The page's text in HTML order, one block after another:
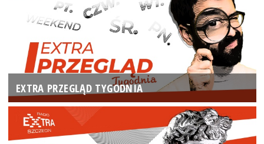
EXTRA PRZEGLĄD TYGODNIA